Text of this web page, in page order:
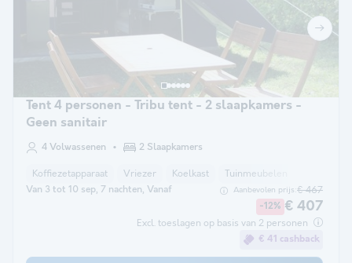
Tent 4 personen - Tribu tent - 2 slaapkamers -
Geen sanitair
4 Volwassenen 2 Slaapkamers
Koffiezetapparaat Vriezer Koelkast Tuinmeubelen
Van 3 tot 10 sep, 7 nachten, Vanaf Aanbevolen prijs:€ 467
-12% € 407
Excl. toeslagen op basis van 2 personen
€ 41 cashback